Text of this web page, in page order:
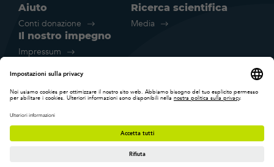
Aiuto
Conti donazione
Ricerca scientifica
Media
Il nostro impegno
Impressum
Dichiarazione sulla protezione dei